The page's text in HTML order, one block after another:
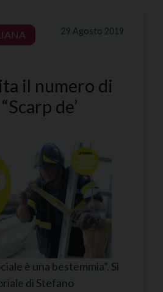
29 Agosto 2019
il numero di
de’
è una bestemmia”. Si
di Stefano